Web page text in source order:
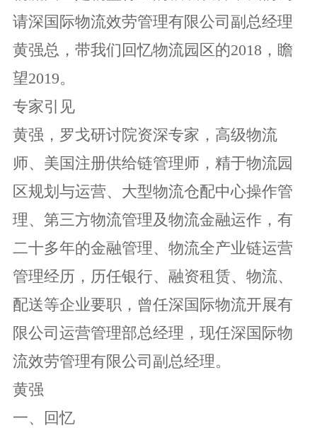
请深国际物流效劳管理有限公司副总经理
黄强总，带我们回忆物流园区的2018，瞻
望2019。
专家引见
黄强，罗戈研讨院资深专家，高级物流
师、美国注册供给链管理师，精于物流园
区规划与运营、大型物流仓配中心操作管
理、第三方物流管理及物流金融运作，有
二十多年的金融管理、物流全产业链运营
管理经历，历任银行、融资租赁、物流、
配送等企业要职，曾任深国际物流开展有
限公司运营管理部总经理，现任深国际物
流效劳管理有限公司副总经理。
黄强
一、回忆